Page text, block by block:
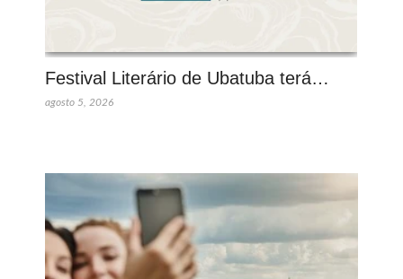
Festival Literário de Ubatuba terá…
agosto 5, 2026